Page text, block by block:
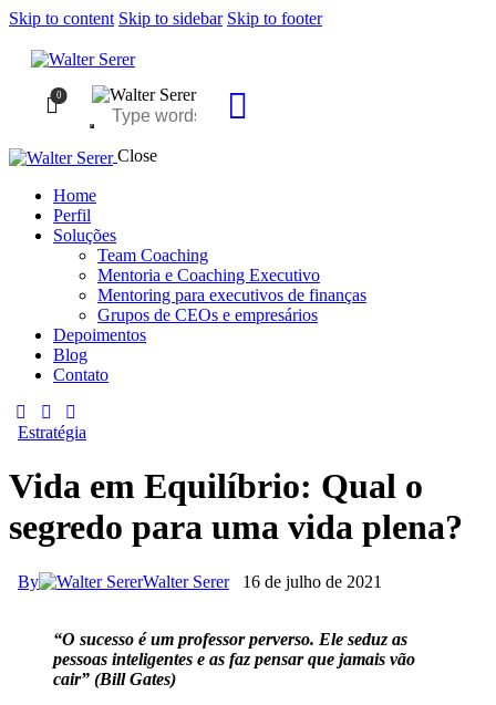
Skip to content Skip to sidebar Skip to footer
0
Close
Home
Perfil
Soluções
Team Coaching
Mentoria e Coaching Executivo
Mentoring para executivos de finanças
Grupos de CEOs e empresários
Depoimentos
Blog
Contato
Estratégia
Vida em Equilíbrio: Qual o
segredo para uma vida plena?
By Walter Serer 16 de julho de 2021
“O sucesso é um professor perverso. Ele seduz as
pessoas inteligentes e as faz pensar que jamais vão
cair” (Bill Gates)